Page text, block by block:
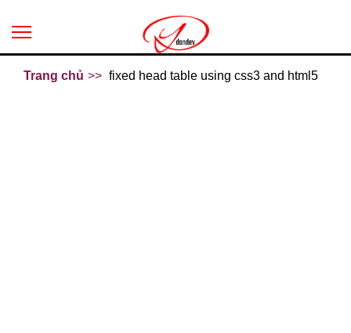
Trang chủ fixed head table using css3 and html5